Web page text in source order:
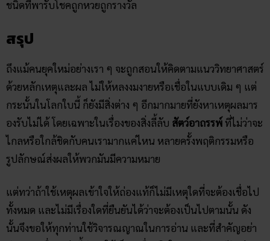
องรับไม่ได้ โดยเฉพาะในเรื่องของสิ่งลี้ลับ
รูปลักษณ์ส่งผลให้พวกมันมีความหมาย
แต่ทว่าถ้าใช้เหตุผลเข้าใจให้ถ่องแท้ก็ไม่มีเหตุใดที่จะต้องเชื่อไป
ทั้งหมด และไม่มีเรื่องใดที่ยืนยันได้ว่าจะต้องเป็นไปตามนั้น ดัง
นั้นจึงขอให้ทุกท่านใช้วิจารณญาณในการอ่าน และที่สำคัญอย่า
นำความเชื่อเหล่านี้นำมาใช้เป็นเครื่องมือในการทำลายชีวิตต่อ
เพื่อนร่วมโลก ต่อสัตว์พวกนี้ทางอ้อมเลย
ขอบคุณภาพบางส่วนจากkapook
บทความอื่นๆที่เกี่ยวข้อง